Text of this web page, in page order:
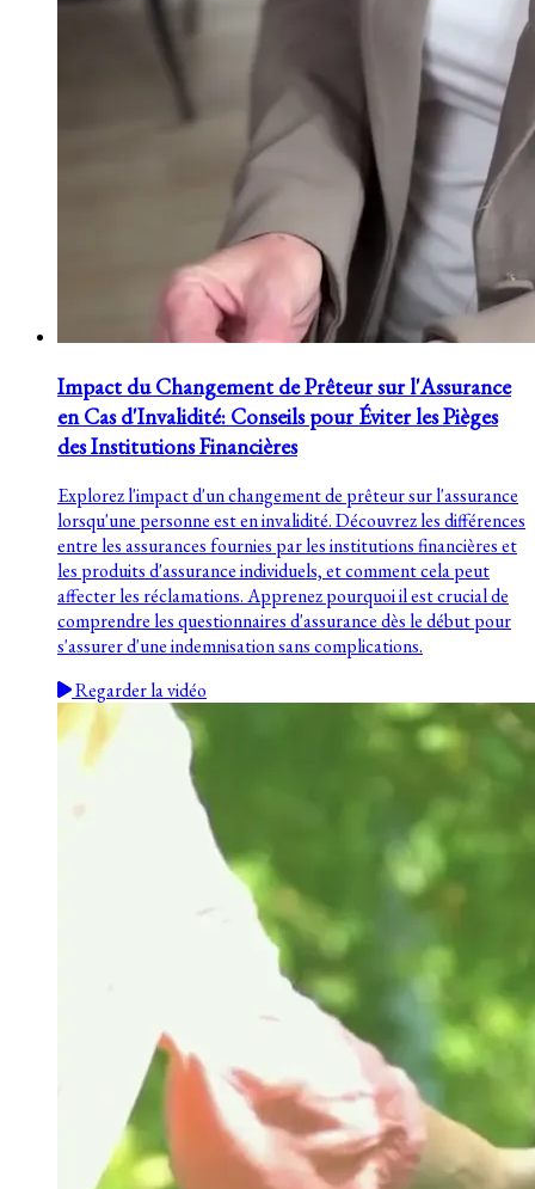
Impact du Changement de Prêteur sur l'Assurance
en Cas d'Invalidité: Conseils pour Éviter les Pièges
des Institutions Financières
Explorez l'impact d'un changement de prêteur sur l'assurance
lorsqu'une personne est en invalidité. Découvrez les différences
entre les assurances fournies par les institutions financières et
les produits d'assurance individuels, et comment cela peut
affecter les réclamations. Apprenez pourquoi il est crucial de
comprendre les questionnaires d'assurance dès le début pour
s'assurer d'une indemnisation sans complications.
Regarder la vidéo